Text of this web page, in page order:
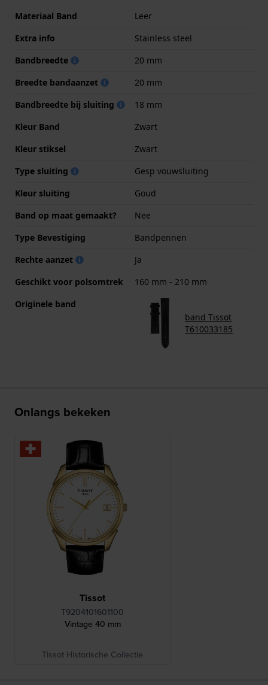
Materiaal Band
Leer
Extra info
Stainless steel
Bandbreedte
20 mm
Breedte bandaanzet
20 mm
Bandbreedte bij sluiting
18 mm
Kleur Band
Zwart
Kleur stiksel
Zwart
Type sluiting
Gesp vouwsluiting
Kleur sluiting
Goud
Band op maat gemaakt?
Nee
Type Bevestiging
Bandpennen
Rechte aanzet
Ja
Geschikt voor polsomtrek
160 mm - 210 mm
Originele band
band Tissot
T610033185
Onlangs bekeken
Tissot
T9204101601100
Vintage 40 mm
Tissot Historische Collectie